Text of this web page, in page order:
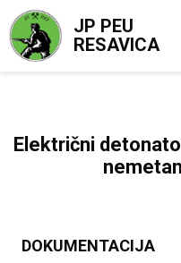
JP PEU
RESAVICA
Električni
DOKUMENTACIJA